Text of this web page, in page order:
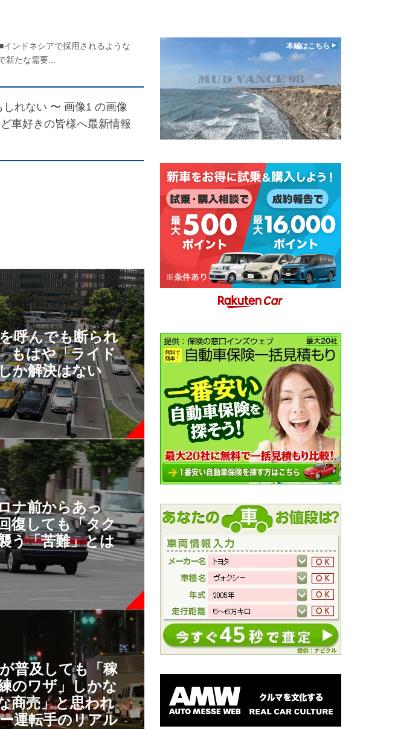
ンドネシアで採用されるような
たな需要...
れない 〜 画像1 の画像
車好きの皆様へ最新情報
呼んでも断られ
もはや「ライド
か解決はない
ナ前からあっ
復しても「タク
う「苦難」とは
普及しても「稼
のワザ」しかな
商売」と思われ
運転手のリアル
本編はこちら